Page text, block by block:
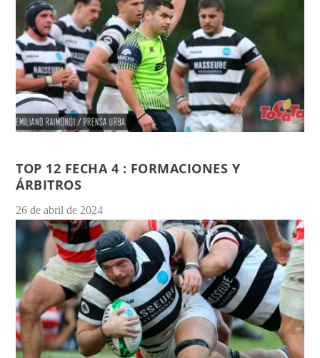
TOP 12 FECHA 4 : FORMACIONES Y
ÁRBITROS
26 de abril de 2024